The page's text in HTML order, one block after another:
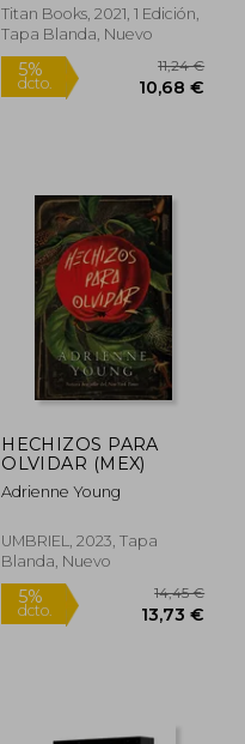
5%
dcto.
Titan Books, 2021, 1 Edición,
Tapa Blanda, Nuevo
HECHIZOS PARA
OLVIDAR (MEX)
Adrienne Young
UMBRIEL, 2023, Tapa
Blanda, Nuevo